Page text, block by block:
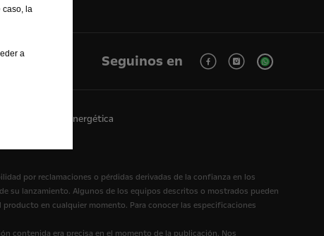
Seguinos en
Eficiencia energética
por reclamaciones o pérdidas derivadas de la confianza en los
su lanzamiento. Algunos de los equipos descritos o mostrados pueden
en cualquier momento. Para conocer las especificaciones
contenida era precisa en el momento de la publicación. Nos
caso, la
a